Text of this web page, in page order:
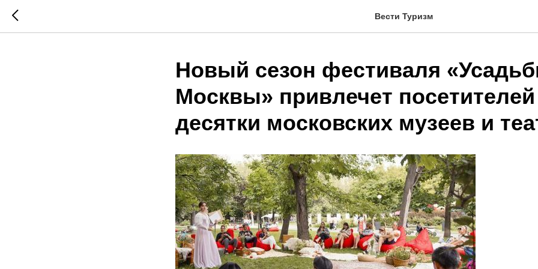
Вести Туризм
Новый сезон фестиваля
Москвы» привлечет
десятки московских музеев и